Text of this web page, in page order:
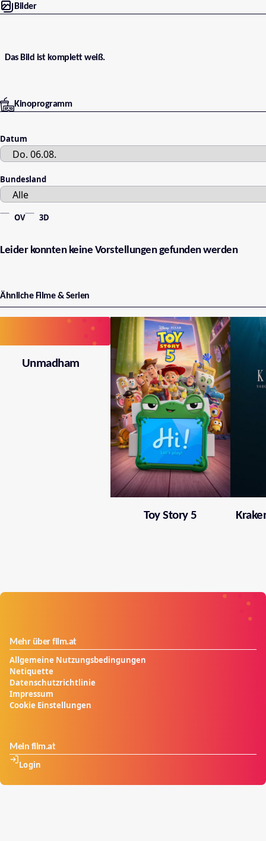
Bilder
Das Bild ist komplett weiß.
Kinoprogramm
Datum
Bundesland
OV 3D
Leider konnten keine Vorstellungen gefunden werden
Ähnliche Filme & Serien
Unmadham
Toy Story 5
Mehr über film.at
Allgemeine Nutzungsbedingungen
Netiquette
Datenschutzrichtlinie
Impressum
Cookie Einstellungen
Mein film.at
Login